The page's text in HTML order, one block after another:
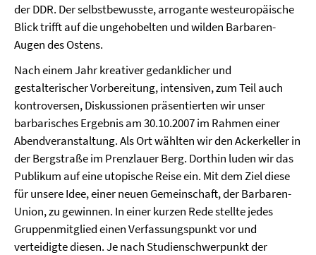
der DDR. Der selbstbewusste, arrogante westeuropäische
Blick trifft auf die ungehobelten und wilden Barbaren-
Augen des Ostens.
Nach einem Jahr kreativer gedanklicher und
gestalterischer Vorbereitung, intensiven, zum Teil auch
kontroversen, Diskussionen präsentierten wir unser
barbarisches Ergebnis am 30.10.2007 im Rahmen einer
Abendveranstaltung. Als Ort wählten wir den Ackerkeller in
der Bergstraße im Prenzlauer Berg. Dorthin luden wir das
Publikum auf eine utopische Reise ein. Mit dem Ziel diese
für unsere Idee, einer neuen Gemeinschaft, der Barbaren-
Union, zu gewinnen. In einer kurzen Rede stellte jedes
Gruppenmitglied einen Verfassungspunkt vor und
verteidigte diesen. Je nach Studienschwerpunkt der